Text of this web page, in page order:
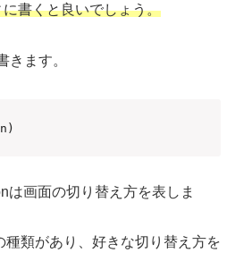
書くと良いでしょう。
きます。
は画面の切り替え方を表しま
種類があり、好きな切り替え方を